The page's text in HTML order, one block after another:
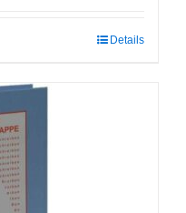
Details